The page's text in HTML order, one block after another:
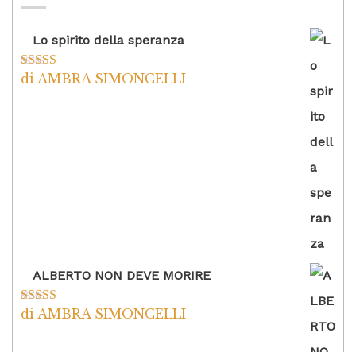
Lo spirito della speranza
Valutato5su
di AMBRA SIMONCELLI
ALBERTO NON DEVE MORIRE
Valutato5su
di AMBRA SIMONCELLI